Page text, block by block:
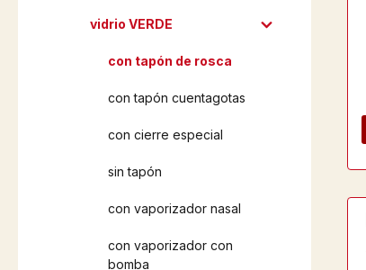
vidrio VERDE
con tapón de rosca
con tapón cuentagotas
con cierre especial
sin tapón
con vaporizador nasal
con vaporizador con
bomba